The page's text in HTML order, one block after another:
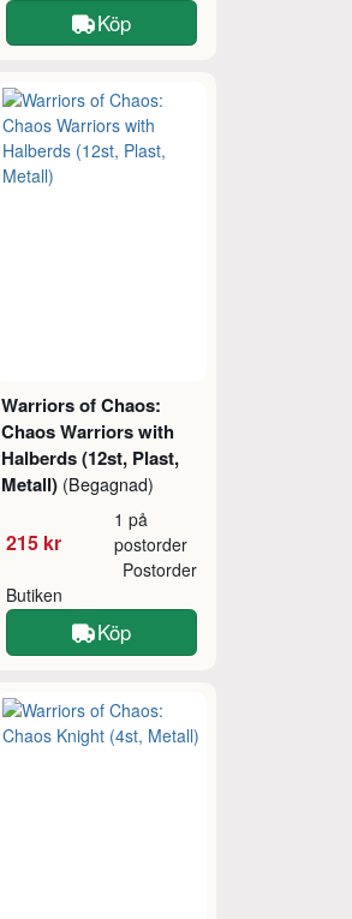
Köp
Warriors of Chaos:
Chaos Warriors with
Halberds (12st, Plast,
Metall) (Begagnad)
215 kr
1 på
postorder
Butiken
Postorder
Köp